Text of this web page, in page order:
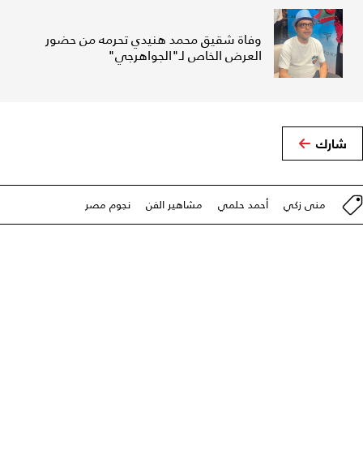
وفاة شقيق محمد هنيدي تحرمه من حضور
العرض الخاص لـ"الجواهرجي"
شارك
منى زكي أحمد حلمي مشاهير الفن نجوم مصر